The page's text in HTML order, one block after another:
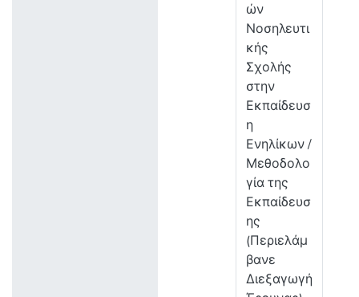
ών
Νοσηλευτι
κής
Σχολής
στην
Εκπαίδευσ
η
Ενηλίκων /
Μεθοδολο
γία της
Εκπαίδευσ
ης
(Περιελάμ
βανε
Διεξαγωγή